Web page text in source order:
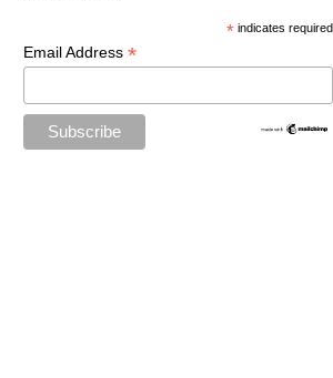
* indicates required
Email Address *